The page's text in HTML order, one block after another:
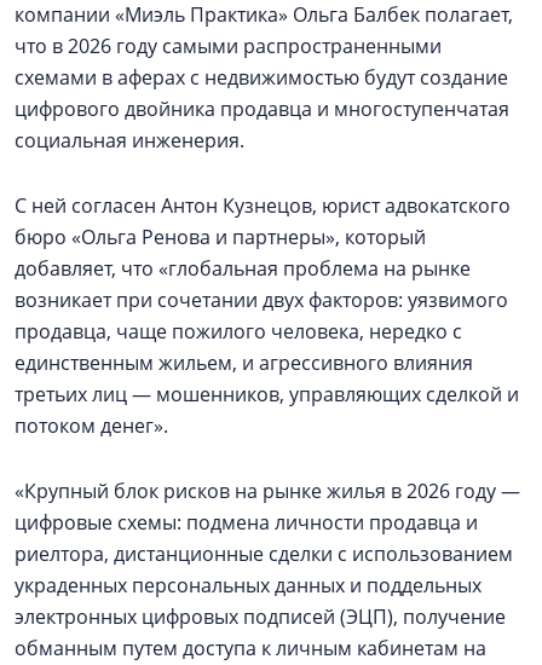
компании «Миэль Практика» Ольга Балбек полагает,
что в 2026 году самыми распространенными
схемами в аферах с недвижимостью будут создание
цифрового двойника продавца и многоступенчатая
социальная инженерия.
С ней согласен Антон Кузнецов, юрист адвокатского
бюро «Ольга Ренова и партнеры», который
добавляет, что «глобальная проблема на рынке
возникает при сочетании двух факторов: уязвимого
продавца, чаще пожилого человека, нередко с
единственным жильем, и агрессивного влияния
третьих лиц — мошенников, управляющих сделкой и
потоком денег».
«Крупный блок рисков на рынке жилья в 2026 году —
цифровые схемы: подмена личности продавца и
риелтора, дистанционные сделки с использованием
украденных персональных данных и поддельных
электронных цифровых подписей (ЭЦП), получение
обманным путем доступа к личным кабинетам на